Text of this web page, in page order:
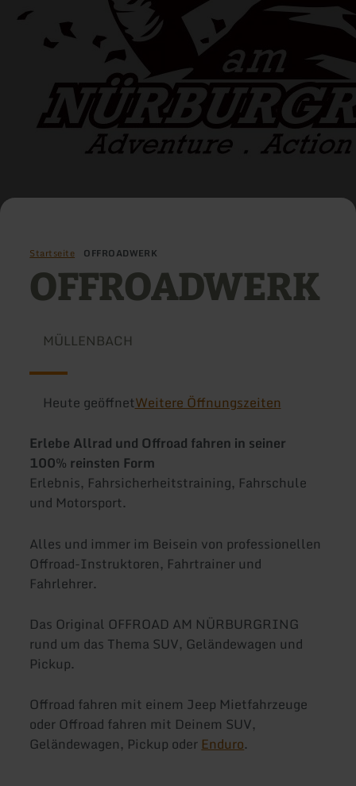
Startseite OFFROADWERK
OFFROADWERK
MÜLLENBACH
Heute geöffnetWeitere Öffnungszeiten
Erlebe Allrad und Offroad fahren in seiner
100% reinsten Form
Erlebnis, Fahrsicherheitstraining, Fahrschule
und Motorsport.
Alles und immer im Beisein von professionellen
Offroad-Instruktoren, Fahrtrainer und
Fahrlehrer.
Das Original OFFROAD AM NÜRBURGRING
rund um das Thema SUV, Geländewagen und
Pickup.
Offroad fahren mit einem Jeep Mietfahrzeuge
oder Offroad fahren mit Deinem SUV,
Geländewagen, Pickup oder Enduro.